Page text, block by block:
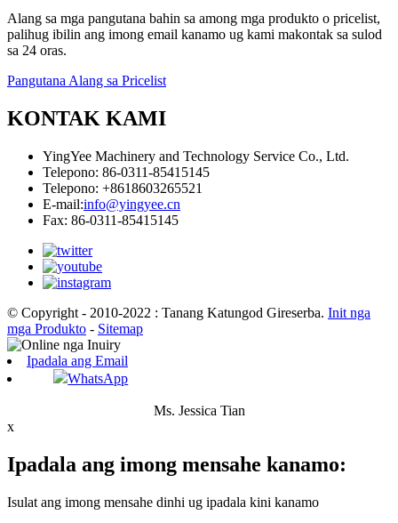
Alang sa mga pangutana bahin sa among mga produkto o pricelist,
palihug ibilin ang imong email kanamo ug kami makontak sa sulod
sa 24 oras.
Pangutana Alang sa Pricelist
KONTAK KAMI
YingYee Machinery and Technology Service Co., Ltd.
Telepono: 86-0311-85415145
Telepono: +8618603265521
E-mail:info@yingyee.cn
Fax: 86-0311-85415145
© Copyright - 2010-2022 : Tanang Katungod Gireserba. Init nga
mga Produkto - Sitemap
Ipadala ang Email
WhatsApp
Ms. Jessica Tian
x
Ipadala ang imong mensahe kanamo:
Isulat ang imong mensahe dinhi ug ipadala kini kanamo